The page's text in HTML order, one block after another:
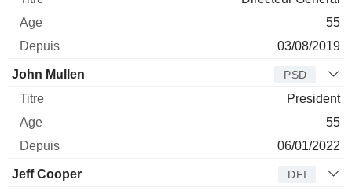
55
03/08/2019
John Mullen PSD
President
55
06/01/2022
Jeff Cooper DFI